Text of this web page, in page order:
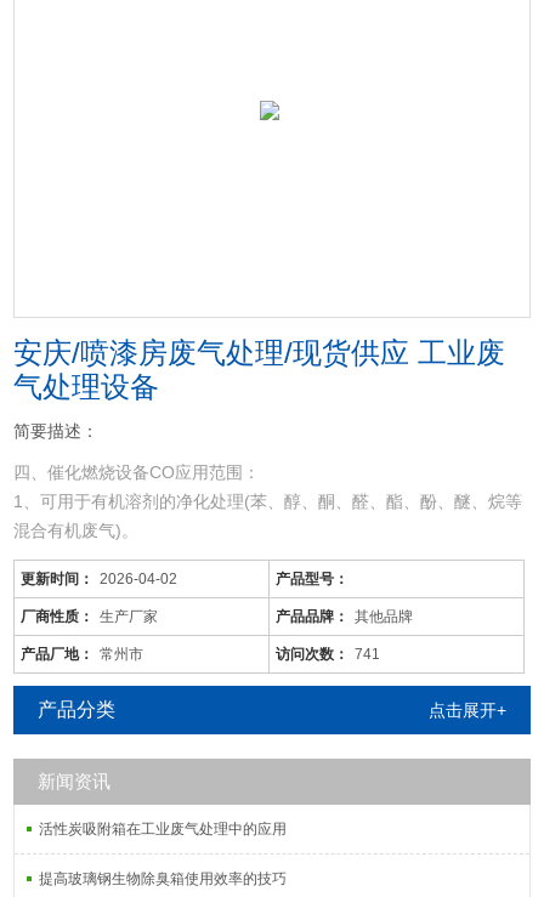
安庆/喷漆房废气处理/现货供应 工业废
气处理设备
简要描述：
四、催化燃烧设备CO应用范围：
1、可用于有机溶剂的净化处理(苯、醇、酮、醛、酯、酚、醚、烷等
混合有机废气)。
2、适用于电线、电缆、漆包线、机械、电机、化工、仪表、汽车、
自行车、摩托车、发动机、磁带、塑料、家用电器等行业的有机废气
净化。
3、可用于各种烘道、印铁制罐、表面喷涂。印刷油墨、机电绝缘处
理、皮鞋粘胶等烘干线，净化各工序产生的有机废气。
五、催化燃烧设备CO工艺原
更新时间： 2026-04-02 产品型号：
厂商性质： 生产厂家 产品品牌： 其他品牌
产品厂地： 常州市 访问次数： 741
产品分类 点击展开+
新闻资讯
活性炭吸附箱在工业废气处理中的应用
提高玻璃钢生物除臭箱使用效率的技巧